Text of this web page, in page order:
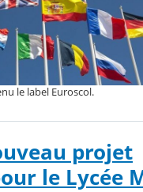
le label Euroscol.
projet
le Lycée